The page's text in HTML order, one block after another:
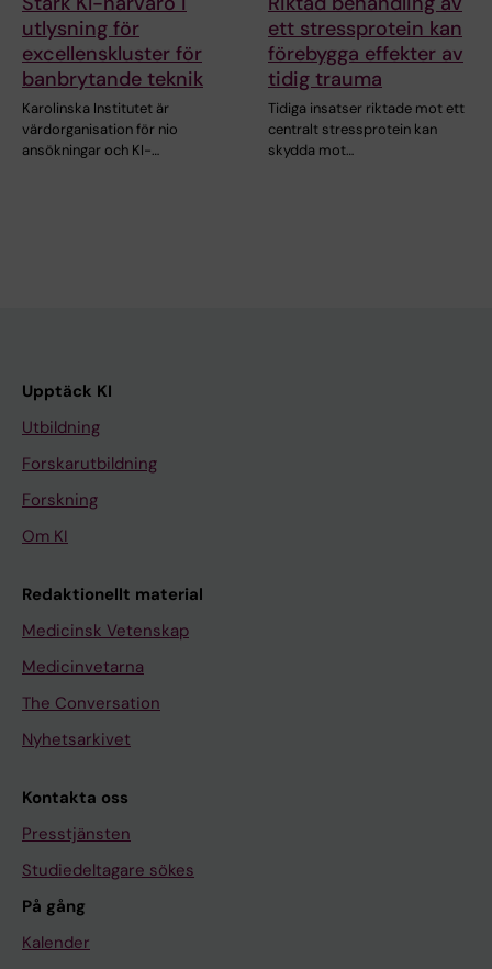
utlysning för
excellenskluster för
banbrytande teknik
Karolinska Institutet är
värdorganisation för nio
ansökningar och KI-…
ett stressprotein kan
förebygga effekter av
tidig trauma
Tidiga insatser riktade mot ett
centralt stressprotein kan
skydda mot…
Upptäck KI
Utbildning
Forskarutbildning
Forskning
Om KI
Redaktionellt material
Medicinsk Vetenskap
Medicinvetarna
The Conversation
Nyhetsarkivet
Kontakta oss
Presstjänsten
Studiedeltagare sökes
På gång
Kalender